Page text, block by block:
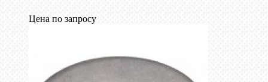
Цена по запросу